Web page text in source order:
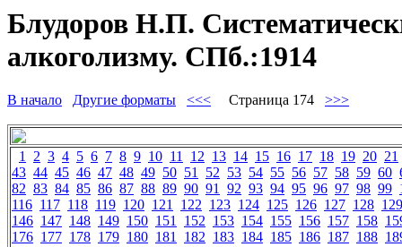
Блудоров Н.П.
алкоголизму. СПб.:1914
В начало Другие форматы <<< Страница 174 >>>
1 2 3 4 5 6 7 8 9 10 11 12 13 14 15 16 17 18 19 20 21
43 44 45 46 47 48 49 50 51 52 53 54 55 56 57 58 59 60
82 83 84 85 86 87 88 89 90 91 92 93 94 95 96 97 98 99
116 117 118 119 120 121 122 123 124 125 126 127 128 129
146 147 148 149 150 151 152 153 154 155 156 157 158
176 177 178 179 180 181 182 183 184 185 186 187 188